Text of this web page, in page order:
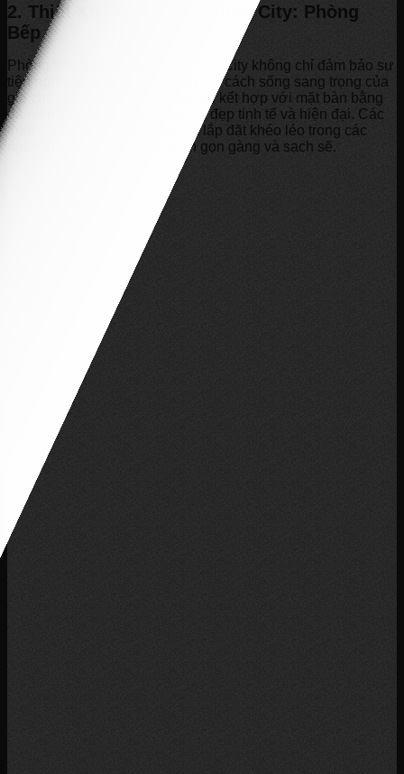
2. Thiết Kế Nội Thất Celadon City: Phòng
Bếp
Phòng bếp trong căn hộ Celadon City không chỉ đảm bảo sự
tiện nghi mà còn phản ánh phong cách sống sang trọng của
gia chủ. Tủ bếp màu xanh pastel kết hợp với mặt bàn bằng
đá cẩm thạch trắng mang lại vẻ đẹp tinh tế và hiện đại. Các
thiết bị nhà bếp hiện đại được lắp đặt khéo léo trong các
ngăn tủ, giúp không gian luôn gọn gàng và sạch sẽ.